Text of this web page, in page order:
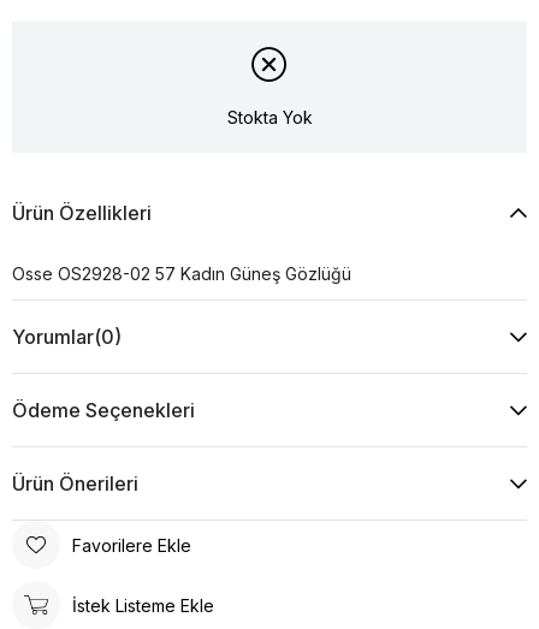
Stokta Yok
Ürün Özellikleri
Osse OS2928-02 57 Kadın Güneş Gözlüğü
Yorumlar(0)
Ödeme Seçenekleri
Ürün Önerileri
Favorilere Ekle
İstek Listeme Ekle